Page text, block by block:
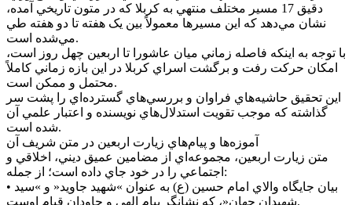
دقيق 17 مسير مختلف منتهي به کربلا که در متون تاريخي آمده،
نشان مي‌دهد که اين مسيرها معمولاً بين يک هفته تا دو هفته طي
مي‌شده است.
با توجه به اينکه فاصله زماني ميان عاشورا تا اربعين چهل روز است،
امکان حرکت رفت و برگشت اسراي کربلا در اين بازه زماني کاملاً
محتمل و ممکن است.
اين تحقيق حاشيه‌هاي فراوان و بررسي‌هاي گسترده‌اي را پشت سر
گذاشته که موجب تقويت استدلال‌هاي نويسنده و اعتبار علمي آن
شده است.
آموزه‌ها و پيام‌هاي زيارت اربعين در متن شريف آن
متن زيارت اربعين، مجموعه‌اي از مضامين عميق ديني، اخلاقي و
اجتماعي را در خود جاي داده است؛ از جمله:
• بيان جايگاه والاي امام حسين (ع) به عنوان »شهيد جاويد« و »سيد
شهيدان جهان«، که نشانگر پيام الهي و جاودان قيام اوست.